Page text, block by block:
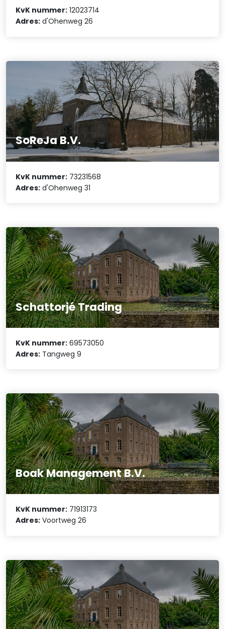
KvK nummer: 12023714
Adres: d'Ohenweg 26
SoReJa B.V.
KvK nummer: 73231568
Adres: d'Ohenweg 31
Schattorjé Trading
KvK nummer: 69573050
Adres: Tangweg 9
Boak Management B.V.
KvK nummer: 71913173
Adres: Voortweg 26